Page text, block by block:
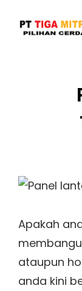
Apakah
ataupun
anda kini